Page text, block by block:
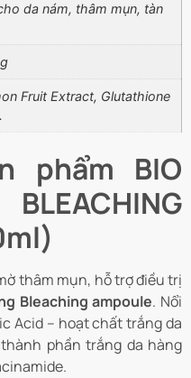
da nám, thâm mụn, tàn
Fruit Extract, Glutathione
phẩm BIO
BLEACHING
thâm mụn, hỗ trợ điều trị
Bleaching ampoule. Nổi
Acid – hoạt chất trắng da
phần trắng da hàng